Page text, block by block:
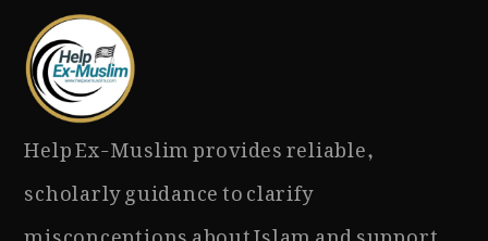
Help Ex-Muslim provides reliable,
scholarly guidance to clarify